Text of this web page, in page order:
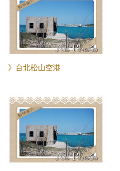
》台北松山空港